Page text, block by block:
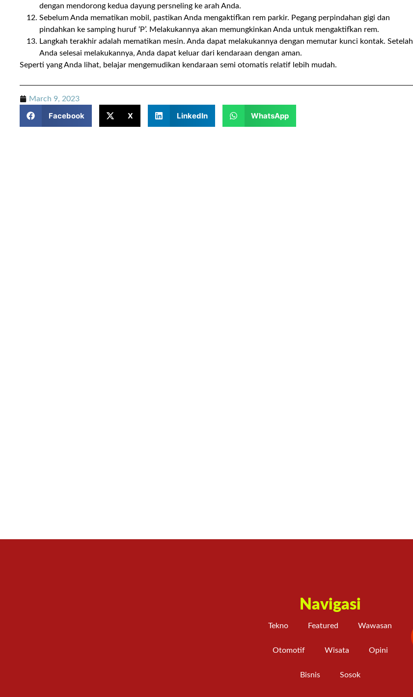
dengan mendorong kedua dayung persneling ke arah Anda.
Sebelum Anda mematikan mobil, pastikan Anda mengaktifkan rem parkir. Pegang perpindahan gigi dan
pindahkan ke samping huruf ‘P’. Melakukannya akan memungkinkan Anda untuk mengaktifkan rem.
Langkah terakhir adalah mematikan mesin. Anda dapat melakukannya dengan memutar kunci kontak. Setelah
Anda selesai melakukannya, Anda dapat keluar dari kendaraan dengan aman.
Seperti yang Anda lihat, belajar mengemudikan kendaraan semi otomatis relatif lebih mudah.
March 9, 2023
Facebook X LinkedIn WhatsApp
Navigasi
Tekno Featured Wawasan
Otomotif Wisata Opini
Bisnis Sosok